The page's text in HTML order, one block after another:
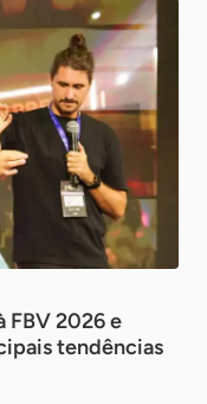
FBV 2026 e
tendências